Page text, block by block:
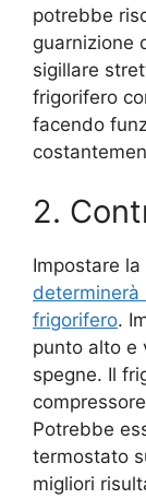
potrebbe
guarnizione
sigillare
frigorifero
facendo
2.
Impostare la
determinerà
frigorifero.
punto alto e
spegne. Il
Potrebbe
termostato
migliori